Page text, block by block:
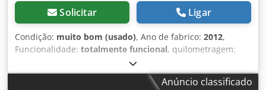
Solicitar Ligar
Condição: muito bom (usado), Ano de fabrico: 2012,
Funcionalidade: totalmente funcional, quilometragem:
, Compressor móvel ATLAS COPCO XAHS237+
máquina com pós-resfriador, após revisão completa!!!
Dados técnicos: Capacidade: 14,20 m3/min; Pressão de
Anúncio classificado